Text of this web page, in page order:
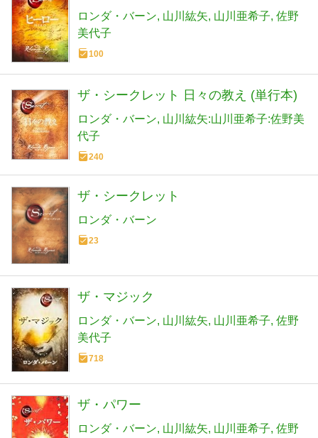
ロンダ・バーン 山川紘矢 山川亜希子 佐野
美代子
100
ザ・シークレット 日々の教え (単行本)
ロンダ・バーン 山川紘矢:山川亜希子:佐野美
代子
240
ザ・シークレット
ロンダ・バーン
23
ザ・マジック
ロンダ・バーン 山川紘矢 山川亜希子 佐野
美代子
718
ザ・パワー
ロンダ・バーン 山川紘矢 山川亜希子 佐野